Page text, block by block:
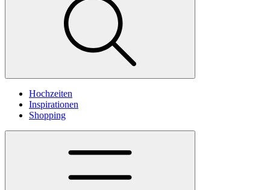
Hochzeiten
Inspirationen
Shopping